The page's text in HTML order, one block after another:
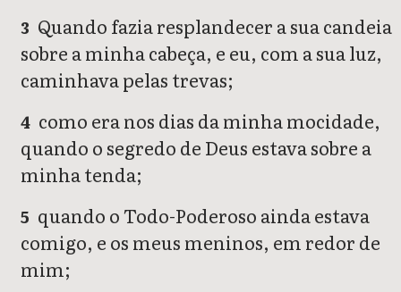
3 Quando fazia resplandecer a sua candeia
sobre a minha cabeça, e eu, com a sua luz,
caminhava pelas trevas;
4 como era nos dias da minha mocidade,
quando o segredo de Deus estava sobre a
minha tenda;
5 quando o Todo-Poderoso ainda estava
comigo, e os meus meninos, em redor de
mim;